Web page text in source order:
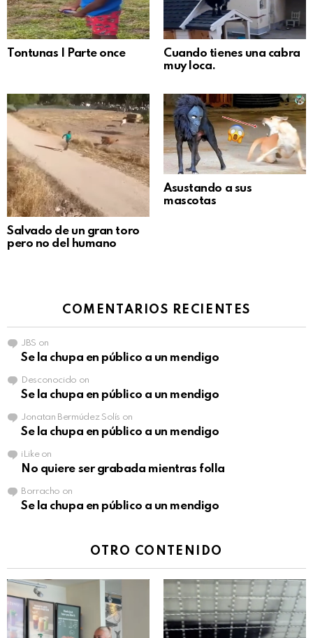
Tontunas | Parte once
Cuando tienes una cabra
muy loca.
Salvado de un gran toro
pero no del humano
Asustando a sus
mascotas
COMENTARIOS RECIENTES
JBS on
Se la chupa en público a un mendigo
Desconocido on
Se la chupa en público a un mendigo
Jonatan Bermúdez Solís on
Se la chupa en público a un mendigo
iLikeon
No quiere ser grabada mientras folla
Borracho on
Se la chupa en público a un mendigo
OTRO CONTENIDO